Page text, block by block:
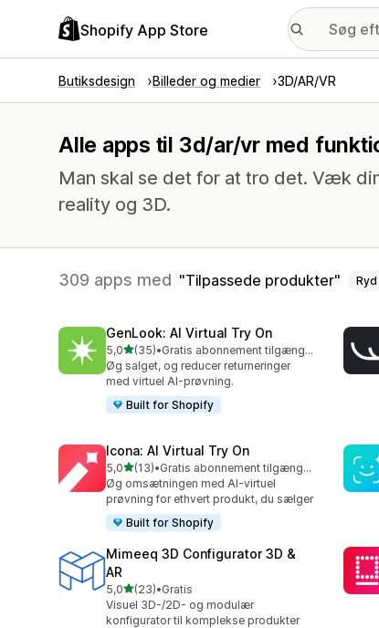
Shopify App Store
Butiksdesign Billeder og medier 3D/AR/VR
Alle apps til 3d/ar/vr med
Man skal se det for at tro det. Væk
reality og 3D.
309 apps med Tilpassede produkter Ryd
GenLook: AI Virtual Try On
5,0ud af 5 stjerner
(35)
35 anmeldelser i alt
•
Gratis abonnement tilgængeligt
Øg salget, og reducer returneringer
med virtuel AI-prøvning.
Built for Shopify
Icona: AI Virtual Try On
5,0ud af 5 stjerner
(13)
13 anmeldelser i alt
•
Gratis abonnement tilgængeligt
Øg omsætningen med AI-virtuel
prøvning for ethvert produkt, du sælger
Built for Shopify
Mimeeq 3D Configurator 3D &
AR
5,0ud af 5 stjerner
(23)
23 anmeldelser i alt
•Gratis
Visuel 3D-/2D- og modulær
konfigurator til komplekse produkter